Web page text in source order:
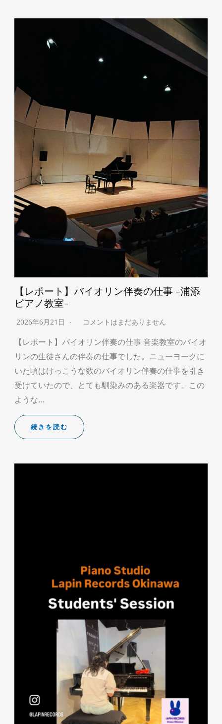
【レポート】バイオリン伴奏の仕事 -浦添
ピアノ教室-
2026年6月21日 コメントはまだありません
【レポート】バイオリン伴奏の仕事 音楽教室のバイオ
リンの生徒さんの伴奏の仕事でした。ニューヨークに
いた頃はけっこうな数のバイオリン伴奏の仕事を引き
受けていたので、とても馴染みのある楽器です。この
ような…
続きを読む